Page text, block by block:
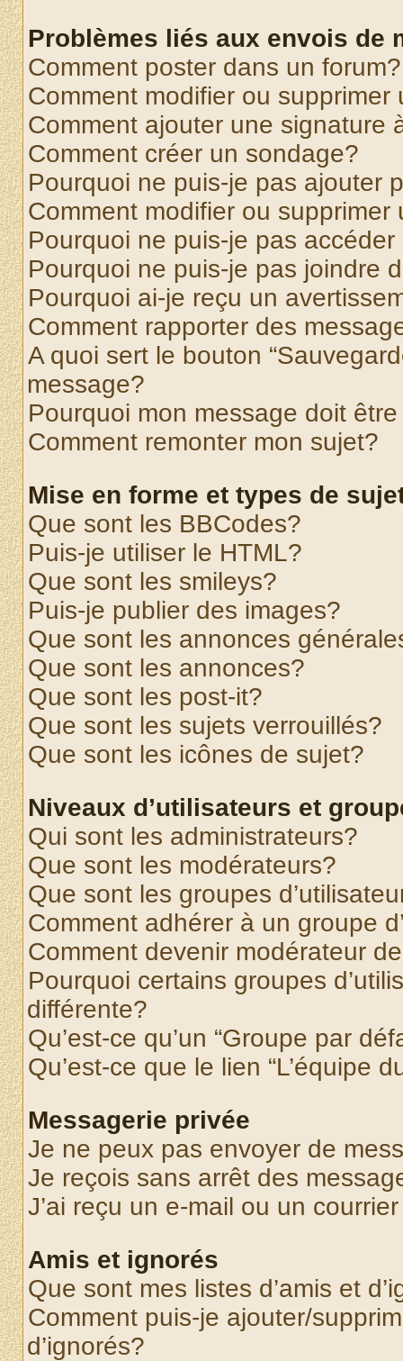
Problèmes liés aux envois de
Comment poster dans un forum?
Comment modifier ou supprimer
Comment ajouter une signature
Comment créer un sondage?
Pourquoi ne puis-je pas ajouter
Comment modifier ou supprimer
Pourquoi ne puis-je pas
Pourquoi ne puis-je pas joindre
Pourquoi ai-je reçu un
Comment rapporter des
A quoi sert le bouton
message?
Pourquoi mon message doit
Comment remonter mon sujet?
Mise en forme et types de
Que sont les BBCodes?
Puis-je utiliser le HTML?
Que sont les smileys?
Puis-je publier des images?
Que sont les annonces
Que sont les annonces?
Que sont les post-it?
Que sont les sujets verrouillés?
Que sont les icônes de sujet?
Niveaux d’utilisateurs et
Qui sont les administrateurs?
Que sont les modérateurs?
Que sont les groupes
Comment adhérer à un groupe
Comment devenir modérateur
Pourquoi certains groupes
différente?
Qu’est-ce qu’un “Groupe par
Qu’est-ce que le lien “L’équipe
Messagerie privée
Je ne peux pas envoyer de
Je reçois sans arrêt des
J’ai reçu un e-mail ou un
Amis et ignorés
Que sont mes listes d’amis et
Comment puis-je ajouter/
d’ignorés?